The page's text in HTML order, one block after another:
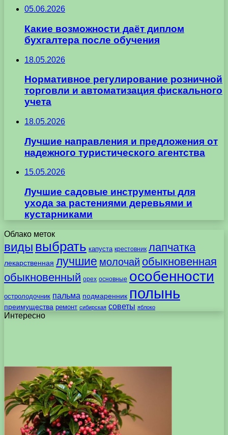
05.06.2026
Какие возможности даёт диплом
бухгалтера после обучения
18.05.2026
Нормативное регулирование розничной
торговли и автоматизация фискального
учета
18.05.2026
Лучшие направления и предложения от
надежного туристического агентства
15.05.2026
Лучшие садовые инструменты для
ухода за растениями деревьями и
кустарниками
Облако меток
виды выбрать капуста крестовник лапчатка
лекарственная лучшие молочай обыкновенная
обыкновенный орех основные особенности
остролодочник пальма подмаренник полынь
преимущества ремонт сибирская советы яблоко
Интересно